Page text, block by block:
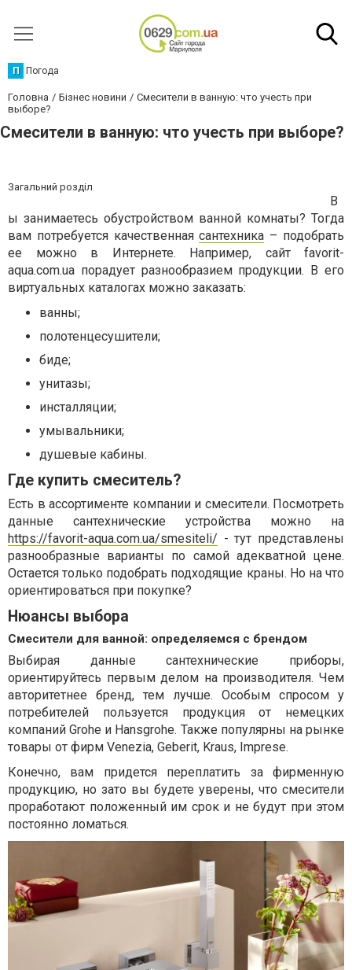
П Погода
Головна Бізнес новини
Смесители в ванную: что учесть при
выборе?
Смесители в ванную: что учесть при выборе?
Загальний розділ
В
ы занимаетесь обустройством ванной комнаты? Тогда
вам потребуется качественнаясантехника – подобрать
ее можно в Интернете. Например, сайт favorit-
aqua.com.ua порадует разнообразием продукции. В его
виртуальных каталогах можно заказать:
ванны;
полотенцесушители;
биде;
унитазы;
инсталляции;
умывальники;
душевые кабины.
Где купить смеситель?
Есть в ассортименте компании и смесители. Посмотреть
данные сантехнические устройства можно на
https://favorit-aqua.com.ua/smesiteli/ - тут представлены
разнообразные варианты по самой адекватной цене.
Остается только подобрать подходящие краны. Но на что
ориентироваться при покупке?
Нюансы выбора
Смесители для ванной: определяемся с брендом
Выбирая данные сантехнические приборы,
ориентируйтесь первым делом на производителя. Чем
авторитетнее бренд, тем лучше. Особым спросом у
потребителей пользуется продукция от немецких
компаний Grohe и Hansgrohe. Также популярны на рынке
товары от фирм Venezia, Geberit, Kraus, Imprese.
Конечно, вам придется переплатить за фирменную
продукцию, но зато вы будете уверены, что смесители
проработают положенный им срок и не будут при этом
постоянно ломаться.